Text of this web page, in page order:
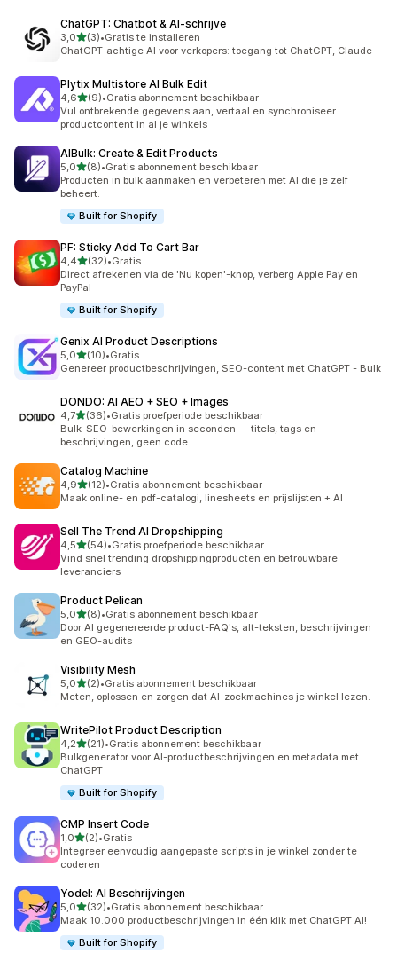
ChatGPT: Chatbot & AI‑schrijve
3,0van 5 sterren
(3)
3 recensies in totaal
•Gratis te installeren
ChatGPT-achtige AI voor verkopers: toegang tot ChatGPT, Claude
Plytix Multistore AI Bulk Edit
4,6van 5 sterren
(9)
9 recensies in totaal
•Gratis abonnement beschikbaar
Vul ontbrekende gegevens aan, vertaal en synchroniseer
productcontent in al je winkels
AIBulk: Create & Edit Products
5,0van 5 sterren
(8)
8 recensies in totaal
•Gratis abonnement beschikbaar
Producten in bulk aanmaken en verbeteren met AI die je zelf
beheert.
Built for Shopify
PF: Sticky Add To Cart Bar
4,4van 5 sterren
(32)
32 recensies in totaal
•Gratis
Direct afrekenen via de 'Nu kopen'-knop, verberg Apple Pay en
PayPal
Built for Shopify
Genix AI Product Descriptions
5,0van 5 sterren
(10)
10 recensies in totaal
•Gratis
Genereer productbeschrijvingen, SEO-content met ChatGPT - Bulk
DONDO: AI AEO + SEO + Images
4,7van 5 sterren
(36)
36 recensies in totaal
•Gratis proefperiode beschikbaar
Bulk-SEO-bewerkingen in seconden — titels, tags en
beschrijvingen, geen code
Catalog Machine
4,9van 5 sterren
(12)
12 recensies in totaal
•Gratis abonnement beschikbaar
Maak online- en pdf-catalogi, linesheets en prijslijsten + AI
Sell The Trend AI Dropshipping
4,5van 5 sterren
(54)
54 recensies in totaal
•Gratis proefperiode beschikbaar
Vind snel trending dropshippingproducten en betrouwbare
leveranciers
Product Pelican
5,0van 5 sterren
(8)
8 recensies in totaal
•Gratis abonnement beschikbaar
Door AI gegenereerde product-FAQ's, alt-teksten, beschrijvingen
en GEO-audits
Visibility Mesh
5,0van 5 sterren
(2)
2 recensies in totaal
•Gratis abonnement beschikbaar
Meten, oplossen en zorgen dat AI-zoekmachines je winkel lezen.
WritePilot Product Description
4,2van 5 sterren
(21)
21 recensies in totaal
•Gratis abonnement beschikbaar
Bulkgenerator voor AI-productbeschrijvingen en metadata met
ChatGPT
Built for Shopify
CMP Insert Code
1,0van 5 sterren
(2)
2 recensies in totaal
•Gratis
Integreer eenvoudig aangepaste scripts in je winkel zonder te
coderen
Yodel: AI Beschrijvingen
5,0van 5 sterren
(32)
32 recensies in totaal
•Gratis abonnement beschikbaar
Maak 10.000 productbeschrijvingen in één klik met ChatGPT AI!
Built for Shopify